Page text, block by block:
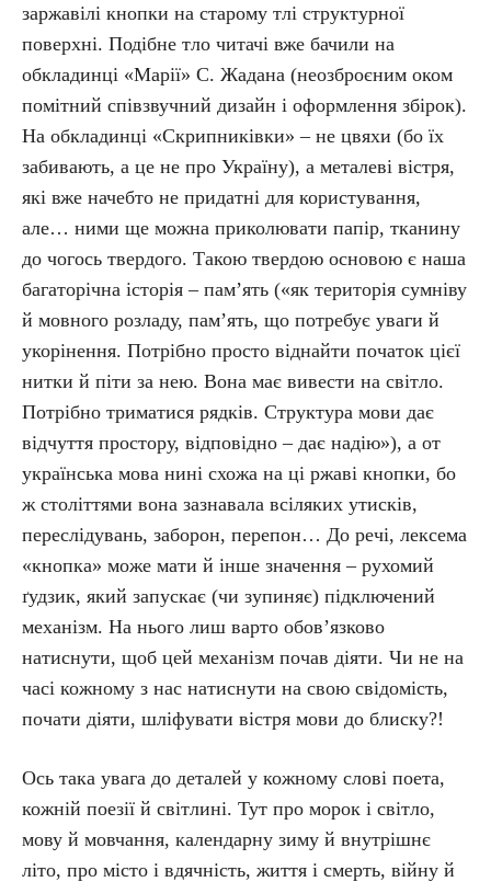
заржавілі кнопки на старому тлі структурної
поверхні. Подібне тло читачі вже бачили на
обкладинці «Марії» С. Жадана (неозброєним оком
помітний співзвучний дизайн і оформлення збірок).
На обкладинці «Скрипниківки» – не цвяхи (бо їх
забивають, а це не про Україну), а металеві вістря,
які вже начебто не придатні для користування,
але… ними ще можна приколювати папір, тканину
до чогось твердого. Такою твердою основою є наша
багаторічна історія – пам’ять («як територія сумніву
й мовного розладу, пам’ять, що потребує уваги й
укорінення. Потрібно просто віднайти початок цієї
нитки й піти за нею. Вона має вивести на світло.
Потрібно триматися рядків. Структура мови дає
відчуття простору, відповідно – дає надію»), а от
українська мова нині схожа на ці ржаві кнопки, бо
ж століттями вона зазнавала всіляких утисків,
переслідувань, заборон, перепон… До речі, лексема
«кнопка» може мати й інше значення – рухомий
ґудзик, який запускає (чи зупиняє) підключений
механізм. На нього лиш варто обов’язково
натиснути, щоб цей механізм почав діяти. Чи не на
часі кожному з нас натиснути на свою свідомість,
почати діяти, шліфувати вістря мови до блиску?!
Ось така увага до деталей у кожному слові поета,
кожній поезії й світлині. Тут про морок і світло,
мову й мовчання, календарну зиму й внутрішнє
літо, про місто і вдячність, життя і смерть, війну й